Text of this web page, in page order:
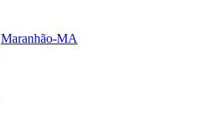
Maranhão-MA